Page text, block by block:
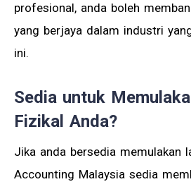
profesional, anda boleh
yang berjaya dalam industri
ini.
Sedia untuk
Fizikal Anda?
Jika anda bersedia memulakan
Accounting Malaysia sedia